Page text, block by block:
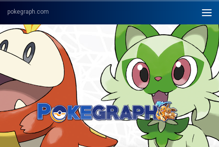
Skip to content